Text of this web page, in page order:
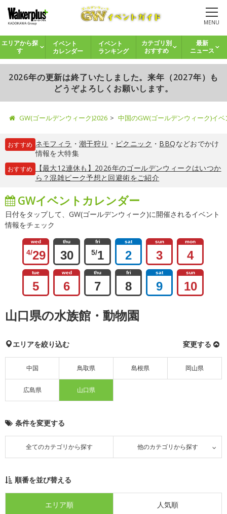
MENU
エリアから探
す
イベント
カレンダー
イベント
ランキング
カテゴリ別
おすすめ
最新
ニュース
2026年の更新は終了いたしました。来年（2027年）も
どうぞよろしくお願いします。
GW(ゴールデンウィーク)2026 中国のGW(ゴールデンウィーク)イ
おすすめ ネモフィラ ・ 潮干狩り ・ ピクニック ・ BBQなどおでかけ
情報を大特集
おすすめ
【最大12連休も】2026年のゴールデンウィークはいつか
ら？混雑ピーク予想と回避術をご紹介
GWイベントカレンダー
日付をタップして、GW(ゴールデンウィーク)に開催されるイベント
情報をチェック
wed
4/29
thu
30
fri
5/1
sat
2
sun
3
mon
4
tue
5
wed
6
thu
7
fri
8
sat
9
sun
10
山口県の水族館・動物園
エリアを絞り込む 変更する
中国 鳥取県 島根県 岡山県
広島県 山口県
条件を変更する
全てのカテゴリから探す 他のカテゴリから探す
順番を並び替える
エリア順 人気順